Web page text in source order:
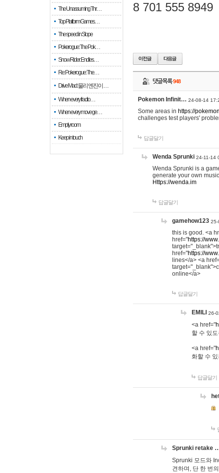
The Unassuming Thr…
Top Platform Games…
The speed in Slope
Pokerogue: The Pok…
Snow Rider: Endles…
Re: Pokerogue: The…
Drive Mad: 물리 엔진이 …
When every fractio…
When every move ge…
Empty room
Keep in touch
8 701 555 8949
댓글목록948
Pokemon Infinit… 24-08-14
Some areas in https://
challenges test players'
답글달기
Wenda Sprunki 24-11-14
Wenda Sprunki is a
generate your own
Https://wenda.im
답글달기
gamehow123 25-
this is good. <a
href="https://
href="https://
lines</a> <a
online</a>
답글달기
EMILI 26-
<a href="
할 수 있
<a href="
화할 수
답글달기
Sprunki retake
Sprunki 모드와
견하며, 단 한 번